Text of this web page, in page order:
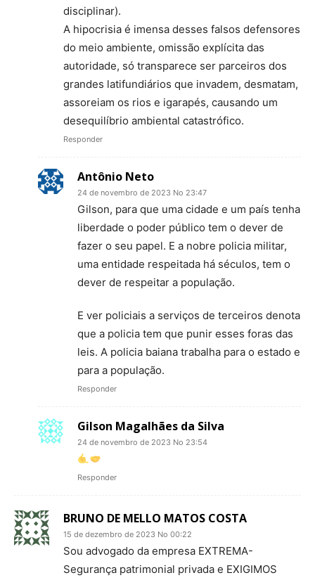
disciplinar).
A hipocrisia é imensa desses falsos defensores
do meio ambiente, omissão explícita das
autoridade, só transparece ser parceiros dos
grandes latifundiários que invadem, desmatam,
assoreiam os rios e igarapés, causando um
desequilíbrio ambiental catastrófico.
Responder
Antônio Neto
24 de novembro de 2023 No 23:47
Gilson, para que uma cidade e um país tenha
liberdade o poder público tem o dever de
fazer o seu papel. E a nobre policia militar,
uma entidade respeitada há séculos, tem o
dever de respeitar a população.
E ver policiais a serviços de terceiros denota
que a policia tem que punir esses foras das
leis. A policia baiana trabalha para o estado e
para a população.
Responder
Gilson Magalhães da Silva
24 de novembro de 2023 No 23:54
Responder
BRUNO DE MELLO MATOS COSTA
15 de dezembro de 2023 No 00:22
Sou advogado da empresa EXTREMA-
Segurança patrimonial privada e EXIGIMOS